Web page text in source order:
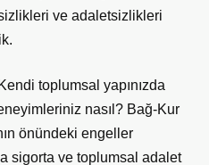
ve adaletsizlikleri
toplumsal yapınızda
nasıl? Bağ-Kur
önündeki engeller
sigorta ve toplumsal adalet